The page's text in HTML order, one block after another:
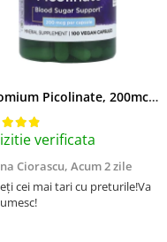
Chromium Picolinate, 200mcg, Swanson, 100 capsule SW922
verificata
Ciorascu, Acum 2 zile
cei mai tari cu preturile!Va